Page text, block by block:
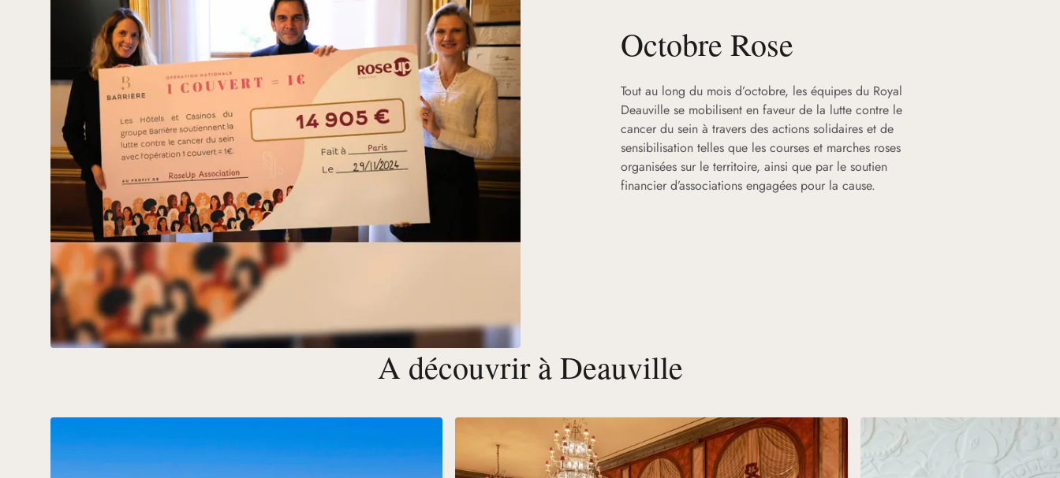
Octobre Rose
Tout au long du mois d’octobre, les équipes du Royal
Deauville se mobilisent en faveur de la lutte contre le
cancer du sein à travers des actions solidaires et de
sensibilisation telles que les courses et marches roses
organisées sur le territoire, ainsi que par le soutien
financier d’associations engagées pour la cause.
A découvrir à Deauville